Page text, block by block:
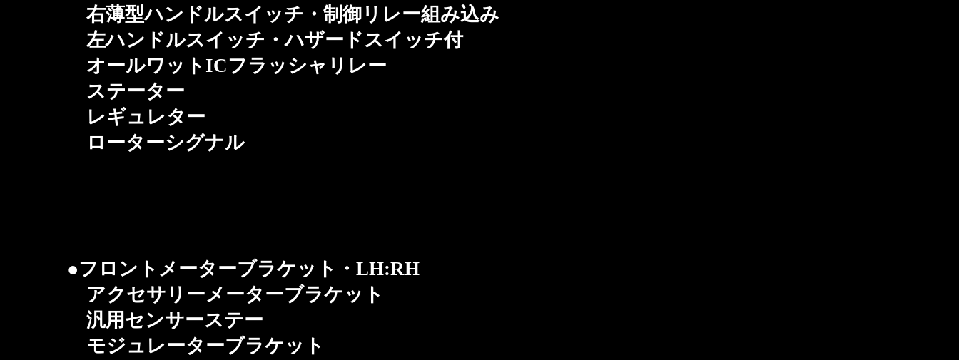
右薄型ハンドルスイッチ・制御リレー組み込み
左ハンドルスイッチ・ハザードスイッチ付
オールワットICフラッシャリレー
ステーター
レギュレター
ローターシグナル
●フロントメーターブラケット・LH:RH
アクセサリーメーターブラケット
汎用センサーステー
モジュレーターブラケット